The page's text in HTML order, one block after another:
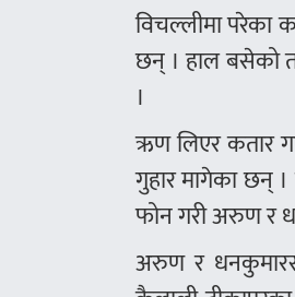
विचल्लीमा परेका
छन् । हाल बसेको
।
ऋण लिएर कतार
गुहार मागेका छन् ।
फोन गरी अरुण र
अरुण र